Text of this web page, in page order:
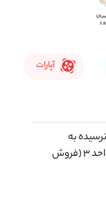
آپارات
به
سهروردی - پلاک 97 - طبقه ی همکف، واحد 3 (فروش